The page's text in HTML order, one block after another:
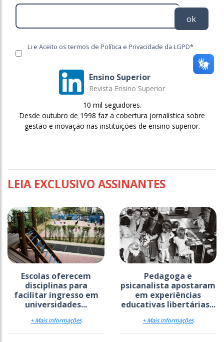
ok
Li e Aceito os termos de Política e Privacidade da LGPD*
Ensino Superior
Revista Ensino Superior
10 mil seguidores.
Desde outubro de 1998 faz a cobertura jornalística sobre
gestão e inovação nas instituições de ensino superior.
LEIA EXCLUSIVO ASSINANTES
Escolas oferecem
disciplinas para
facilitar ingresso em
universidades...
+ Mais Informações
Pedagoga e
psicanalista apostaram
em experiências
educativas libertárias...
+ Mais Informações